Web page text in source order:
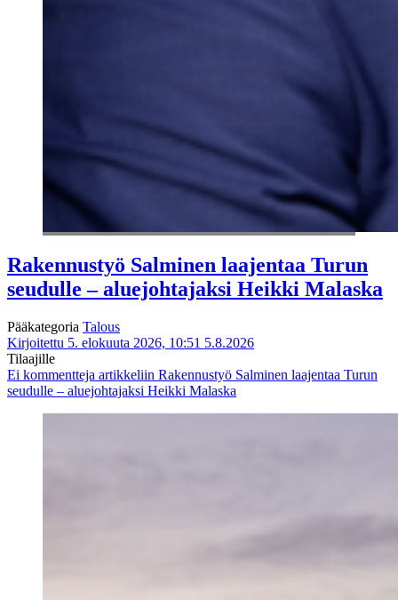
Rakennustyö Salminen laajentaa Turun
seudulle – aluejohtajaksi Heikki Malaska
Pääkategoria Talous
Kirjoitettu 5. elokuuta 2026, 10:51 5.8.2026
Tilaajille
Ei kommentteja artikkeliin Rakennustyö Salminen laajentaa Turun
seudulle – aluejohtajaksi Heikki Malaska